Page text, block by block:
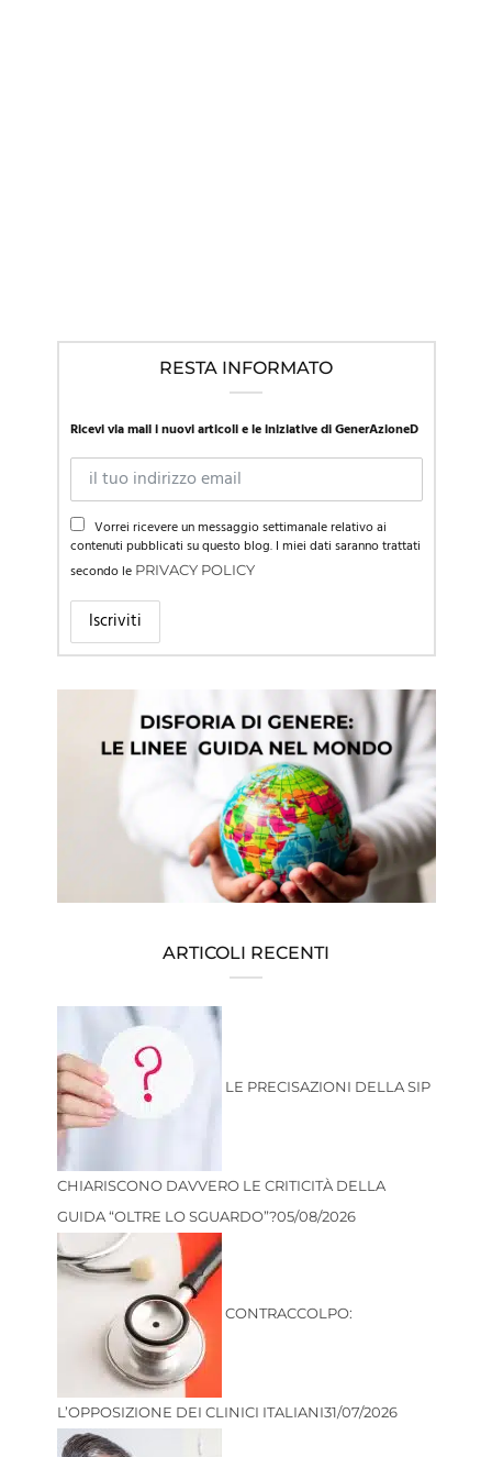
RESTA INFORMATO
Ricevi via mail i nuovi articoli e le iniziative di GenerAzioneD
Vorrei ricevere un messaggio settimanale relativo ai
contenuti pubblicati su questo blog. I miei dati saranno trattati
secondo le PRIVACY POLICY
ARTICOLI RECENTI
LE PRECISAZIONI DELLA SIP
CHIARISCONO DAVVERO LE CRITICITÀ DELLA
GUIDA “OLTRE LO SGUARDO”?05/08/2026
CONTRACCOLPO:
L’OPPOSIZIONE DEI CLINICI ITALIANI31/07/2026